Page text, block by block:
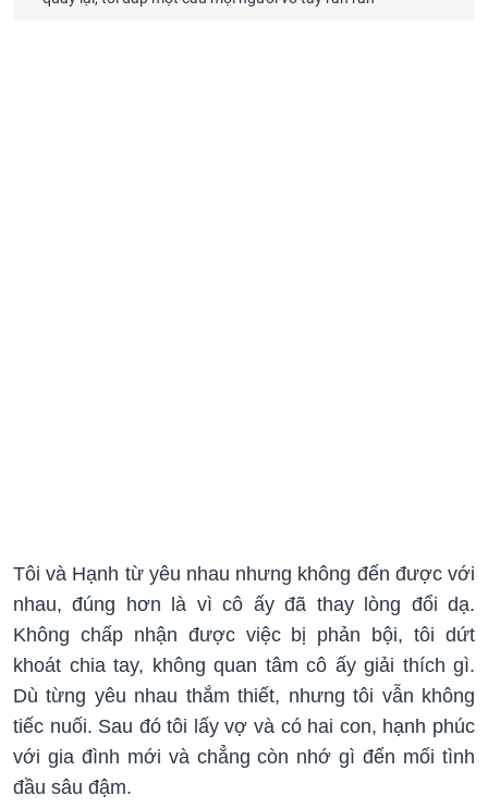
Tôi và Hạnh từ yêu nhau nhưng không đến được với
nhau, đúng hơn là vì cô ấy đã thay lòng đổi dạ.
Không chấp nhận được việc bị phản bội, tôi dứt
khoát chia tay, không quan tâm cô ấy giải thích gì.
Dù từng yêu nhau thắm thiết, nhưng tôi vẫn không
tiếc nuối. Sau đó tôi lấy vợ và có hai con, hạnh phúc
với gia đình mới và chẳng còn nhớ gì đến mối tình
đầu sâu đậm.